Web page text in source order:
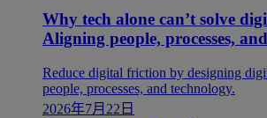
Why tech alone can’t solve
Aligning people, processes,
Reduce digital friction by designing
people, processes, and technology.
2026年7月22日